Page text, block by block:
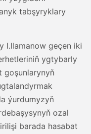
tabşyryklary
I.Ilamanow geçen iki
ygtybarly
goşunlarynyň
ýurdumyzyň
ozal
barada hasabat